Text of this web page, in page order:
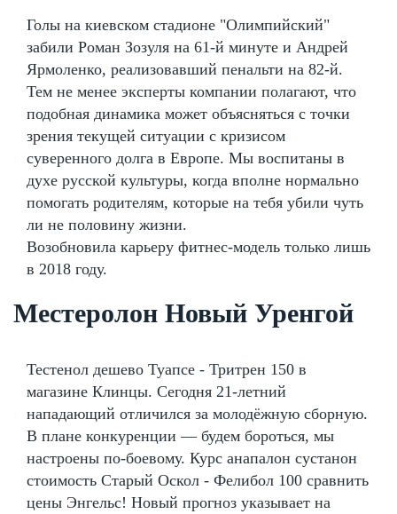
Голы на киевском стадионе "Олимпийский"
забили Роман Зозуля на 61-й минуте и Андрей
Ярмоленко, реализовавший пенальти на 82-й.
Тем не менее эксперты компании полагают, что
подобная динамика может объясняться с точки
зрения текущей ситуации с кризисом
суверенного долга в Европе. Мы воспитаны в
духе русской культуры, когда вполне нормально
помогать родителям, которые на тебя убили чуть
ли не половину жизни.
Возобновила карьеру фитнес-модель только лишь
в 2018 году.
Местеролон Новый Уренгой
Тестенол дешево Туапсе - Тритрен 150 в
магазине Клинцы. Сегодня 21-летний
нападающий отличился за молодёжную сборную.
В плане конкуренции — будем бороться, мы
настроены по-боевому. Курс анапалон сустанон
стоимость Старый Оскол - Фелибол 100 сравнить
цены Энгельс! Новый прогноз указывает на